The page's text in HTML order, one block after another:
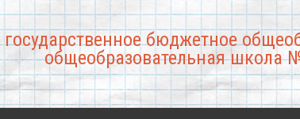
государственное бюджетное
общеобразовательная школа